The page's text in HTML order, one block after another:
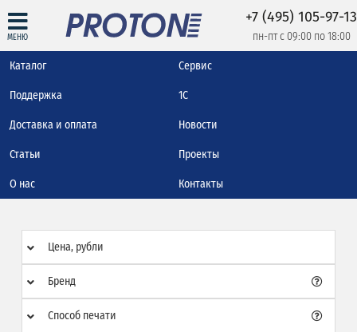
МЕНЮ
+7 (495) 105-97-13
пн-пт с 09:00 по 18:00
Каталог Сервис
Поддержка 1С
Доставка и оплата Новости
Статьи Проекты
О нас Контакты
Цена, рубли
Бренд
Способ печати